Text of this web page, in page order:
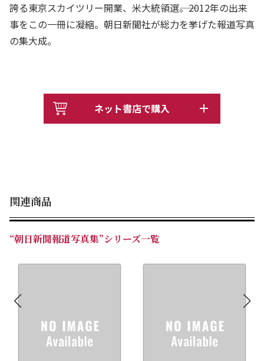
誇る東京スカイツリー開業、米大統領選――。2012年の出来
事をこの一冊に凝縮。朝日新聞社が総力を挙げた報道写真
の集大成。
ネット書店で購入
関連商品
“朝日新聞報道写真集”シリーズ一覧